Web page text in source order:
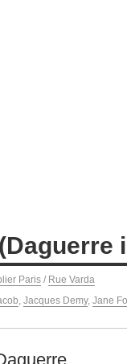
Paris / Rue Varda
, Jacques Demy, Jane